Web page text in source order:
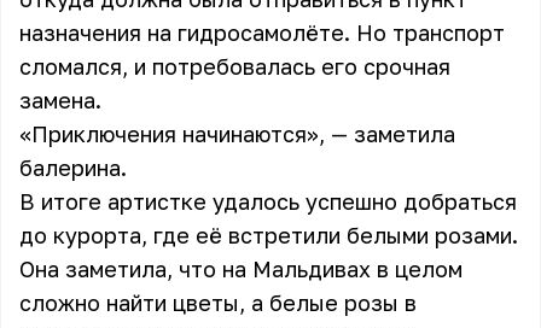
назначения на гидросамолёте. Но транспорт
сломался, и потребовалась его срочная
замена.
«Приключения начинаются», — заметила
балерина.
В итоге артистке удалось успешно добраться
до курорта, где её встретили белыми розами.
Она заметила, что на Мальдивах в целом
сложно найти цветы, а белые розы в